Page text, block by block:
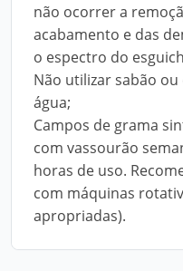
não ocorrer a
acabamento e das
o espectro do
Não utilizar sabão
água;
Campos de grama
com vassourão
horas de uso.
com máquinas
apropriadas).